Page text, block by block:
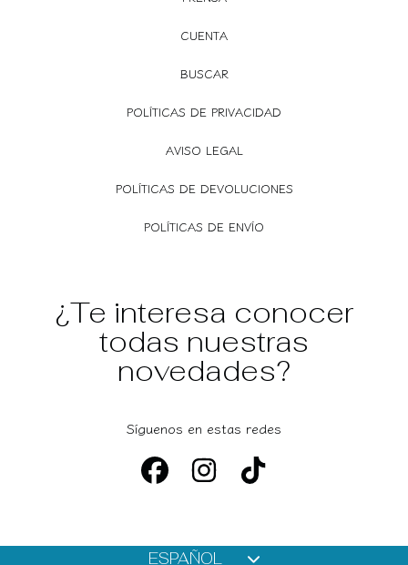
CUENTA
BUSCAR
POLÍTICAS DE PRIVACIDAD
AVISO LEGAL
POLÍTICAS DE DEVOLUCIONES
POLÍTICAS DE ENVÍO
¿Te interesa conocer
todas nuestras
novedades?
Síguenos en estas redes
FACEBOOKINSTAGRAM
ESPAÑOL